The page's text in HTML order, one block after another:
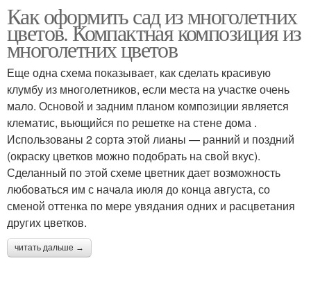
Как оформить сад из многолетних
цветов. Компактная композиция из
многолетних цветов
Еще одна схема показывает, как сделать красивую
клумбу из многолетников, если места на участке очень
мало. Основой и задним планом композиции является
клематис, вьющийся по решетке на стене дома .
Использованы 2 сорта этой лианы — ранний и поздний
(окраску цветков можно подобрать на свой вкус).
Сделанный по этой схеме цветник дает возможность
любоваться им с начала июля до конца августа, со
сменой оттенка по мере увядания одних и расцветания
других цветков.
читать дальше →